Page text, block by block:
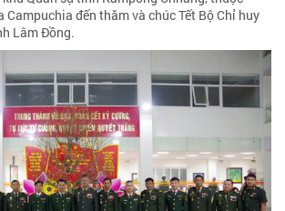
Campuchia đến thăm và chúc Tết Bộ Chỉ huy
Lâm Đồng.